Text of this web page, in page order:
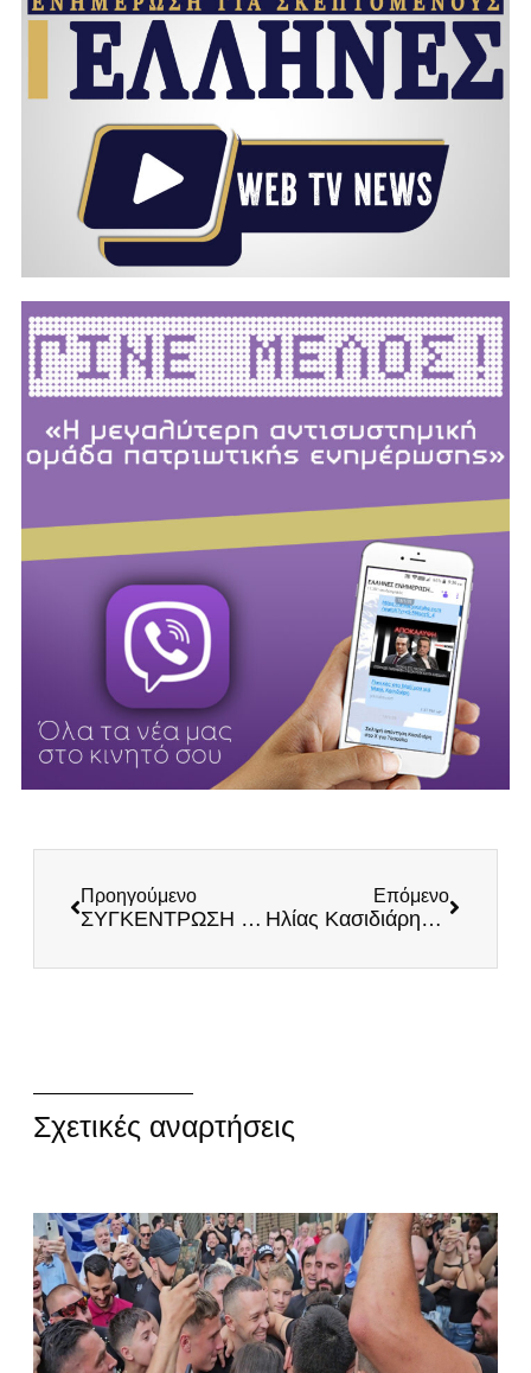
Προηγούμενο
ΣΥΓΚΕΝΤΡΩΣΗ ΚΑΤΑ ΤΗΣ ΑΚΡΙΒΕΙΑΣ, ΣΑΒΒΑΤΟ 26/2/2022 17:00μ.μ.
Επόμενο
Ηλίας Κασιδιάρης: «Ο Μητσοτάκης κουνάει μαντήλι στα τουρκικά drones που πετούν πάνω από τα νησιά μας»
Σχετικές αναρτήσεις